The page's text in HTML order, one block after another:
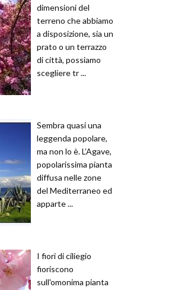
dimensioni del
terreno che abbiamo
a disposizione, sia un
prato o un terrazzo
di città, possiamo
scegliere tr ...
Sembra quasi una
leggenda popolare,
ma non lo è. L’Agave,
popolarissima pianta
diffusa nelle zone
del Mediterraneo ed
apparte ...
I fiori di ciliegio
fioriscono
sull'omonima pianta